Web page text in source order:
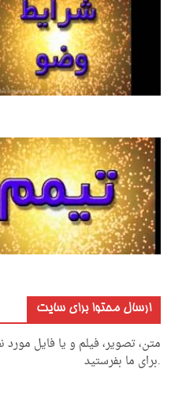
ارسال محتوا برای سایت
متن، تصویر، فیلم و یا فایل مورد
.برای ما بفرستید